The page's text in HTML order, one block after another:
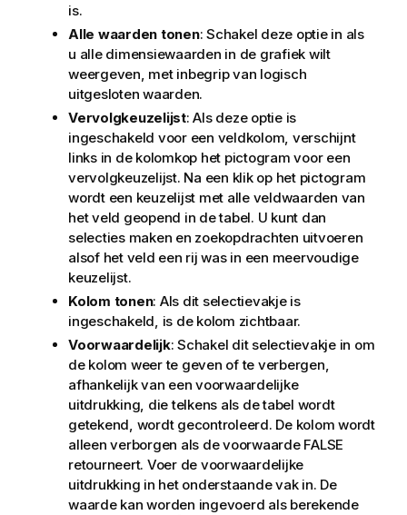
is.
Alle waarden tonen: Schakel deze optie in als
u alle dimensiewaarden in de grafiek wilt
weergeven, met inbegrip van logisch
uitgesloten waarden.
Vervolgkeuzelijst: Als deze optie is
ingeschakeld voor een veldkolom, verschijnt
links in de kolomkop het pictogram voor een
vervolgkeuzelijst. Na een klik op het pictogram
wordt een keuzelijst met alle veldwaarden van
het veld geopend in de tabel. U kunt dan
selecties maken en zoekopdrachten uitvoeren
alsof het veld een rij was in een meervoudige
keuzelijst.
Kolom tonen: Als dit selectievakje is
ingeschakeld, is de kolom zichtbaar.
Voorwaardelijk: Schakel dit selectievakje in om
de kolom weer te geven of te verbergen,
afhankelijk van een voorwaardelijke
uitdrukking, die telkens als de tabel wordt
getekend, wordt gecontroleerd. De kolom wordt
alleen verborgen als de voorwaarde FALSE
retourneert. Voer de voorwaardelijke
uitdrukking in het onderstaande vak in. De
waarde kan worden ingevoerd als berekende